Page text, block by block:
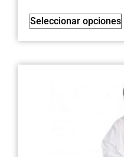
Seleccionar opciones